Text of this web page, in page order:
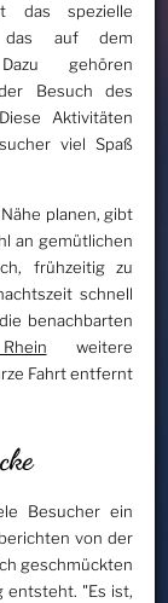
das spezielle
das auf dem
gehören
Besuch des
Aktivitäten
viel Spaß
planen, gibt
an gemütlichen
frühzeitig zu
schnell
benachbarten
weitere
Fahrt entfernt
Besucher ein
von der
geschmückten
entsteht. "Es ist,